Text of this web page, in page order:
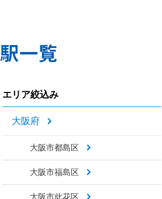
駅一覧
エリア絞込み
大阪府
大阪市都島区
大阪市福島区
大阪市此花区